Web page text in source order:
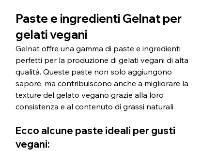
Paste e ingredienti Gelnat per
gelati vegani
Gelnat offre una gamma di paste e ingredienti
perfetti per la produzione di gelati vegani di alta
qualità. Queste paste non solo aggiungono
sapore, ma contribuiscono anche a migliorare la
texture del gelato vegano grazie alla loro
consistenza e al contenuto di grassi naturali.
Ecco alcune paste ideali per gusti
vegani: